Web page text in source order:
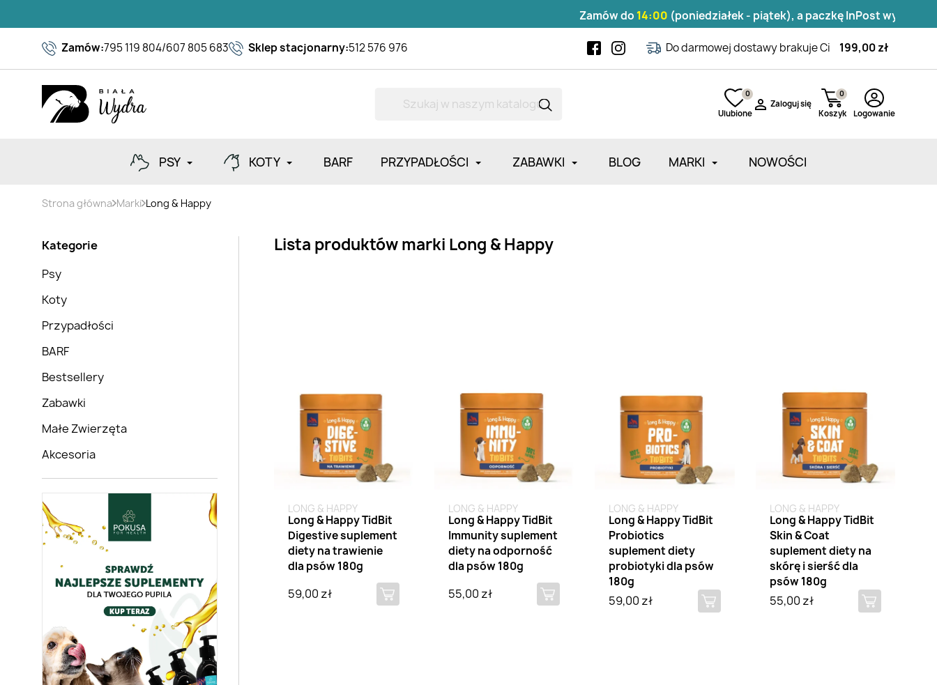
Zamów do14:00(poniedziałek - piątek), a paczkę InPost wyślemy tego
Zamów:795 119 804/607 805 683 Sklep stacjonarny:512 576 976 Do darmowej dostawy brakuje Ci 199,00 zł
Ulubione
0
 Zaloguj się
Koszyk
0
Logowanie
PSY KOTY BARF PRZYPADŁOŚCI ZABAWKI BLOG MARKI NOWOŚCI
Strona główna Marki Long & Happy
Kategorie
Psy
Koty
Przypadłości
BARF
Bestsellery
Zabawki
Małe Zwierzęta
Akcesoria
Lista produktów marki Long & Happy
LONG & HAPPY
Long & Happy TidBit
Digestive suplement
diety na trawienie
dla psów 180g
59,00 zł
LONG & HAPPY
Long & Happy TidBit
Immunity suplement
diety na odporność
dla psów 180g
55,00 zł
LONG & HAPPY
Long & Happy TidBit
Probiotics
suplement diety
probiotyki dla psów
180g
59,00 zł
LONG & HAPPY
Long & Happy TidBit
Skin & Coat
suplement diety na
skórę i sierść dla
psów 180g
55,00 zł